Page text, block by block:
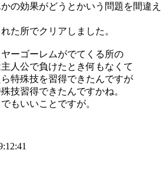
の効果がどうとかいう問題を間違え
た所でクリアしました。
ーゴーレムがでてくる所の
人公で負けたとき何もなくて
特殊技を習得できたんですが
技習得できたんですかね。
もいいことですが。